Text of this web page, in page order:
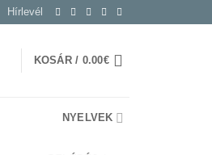
Hírlevél
KOSÁR / 0.00€
NYELVEK